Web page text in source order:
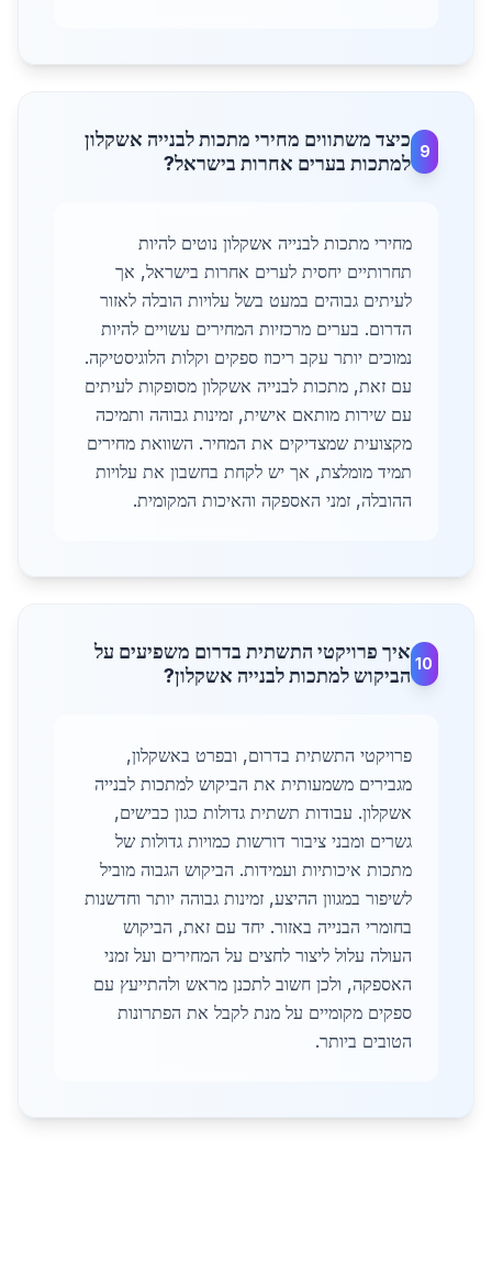
9
כיצד משתווים מחירי מתכות לבנייה אשקלון
למתכות בערים אחרות בישראל?
מחירי מתכות לבנייה אשקלון נוטים להיות
תחרותיים יחסית לערים אחרות בישראל, אך
לעיתים גבוהים במעט בשל עלויות הובלה לאזור
הדרום. בערים מרכזיות המחירים עשויים להיות
נמוכים יותר עקב ריכוז ספקים וקלות הלוגיסטיקה.
עם זאת, מתכות לבנייה אשקלון מסופקות לעיתים
עם שירות מותאם אישית, זמינות גבוהה ותמיכה
מקצועית שמצדיקים את המחיר. השוואת מחירים
תמיד מומלצת, אך יש לקחת בחשבון את עלויות
ההובלה, זמני האספקה והאיכות המקומית.
10
איך פרויקטי התשתית בדרום משפיעים על
הביקוש למתכות לבנייה אשקלון?
פרויקטי התשתית בדרום, ובפרט באשקלון,
מגבירים משמעותית את הביקוש למתכות לבנייה
אשקלון. עבודות תשתית גדולות כגון כבישים,
גשרים ומבני ציבור דורשות כמויות גדולות של
מתכות איכותיות ועמידות. הביקוש הגבוה מוביל
לשיפור במגוון ההיצע, זמינות גבוהה יותר וחדשנות
בחומרי הבנייה באזור. יחד עם זאת, הביקוש
העולה עלול ליצור לחצים על המחירים ועל זמני
האספקה, ולכן חשוב לתכנן מראש ולהתייעץ עם
ספקים מקומיים על מנת לקבל את הפתרונות
הטובים ביותר.